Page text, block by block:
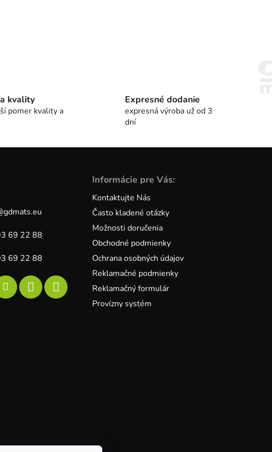
kvality
pomer kvality a
Expresné dodanie
expresná výroba už od 3
dní
gdmats.eu
69 22 88
69 22 88
Informácie pre Vás:
Kontaktujte Nás
Často kladené otázky
Možnosti doručenia
Obchodné podmienky
Ochrana osobných údajov
Reklamačné podmienky
Reklamačný formulár
Provízny systém